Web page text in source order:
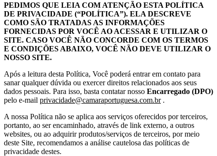
PEDIMOS QUE LEIA COM ATENÇÃO ESTA POLÍTICA
DE PRIVACIDADE (“POLÍTICA”). ELA DESCREVE
COMO SÃO TRATADAS AS INFORMAÇÕES
FORNECIDAS POR VOCÊ AO ACESSAR E UTILIZAR O
SITE. CASO VOCÊ NÃO CONCORDE COM OS TERMOS
E CONDIÇÕES ABAIXO, VOCÊ NÃO DEVE UTILIZAR O
NOSSO SITE.
Após a leitura desta Política, Você poderá entrar em contato para
sanar qualquer dúvida ou exercer direitos relacionados aos seus
dados pessoais. Para isso, basta contatar nosso Encarregado (DPO)
pelo e-mail privacidade@camaraportuguesa.com.br.
A nossa Política não se aplica aos serviços oferecidos por terceiros,
portanto, ao ser encaminhado, através de link externo, a outros
websites, ou ao adquirir produtos/serviços de terceiros, por meio
deste Site, recomendamos a análise cautelosa das políticas de
privacidade destes.